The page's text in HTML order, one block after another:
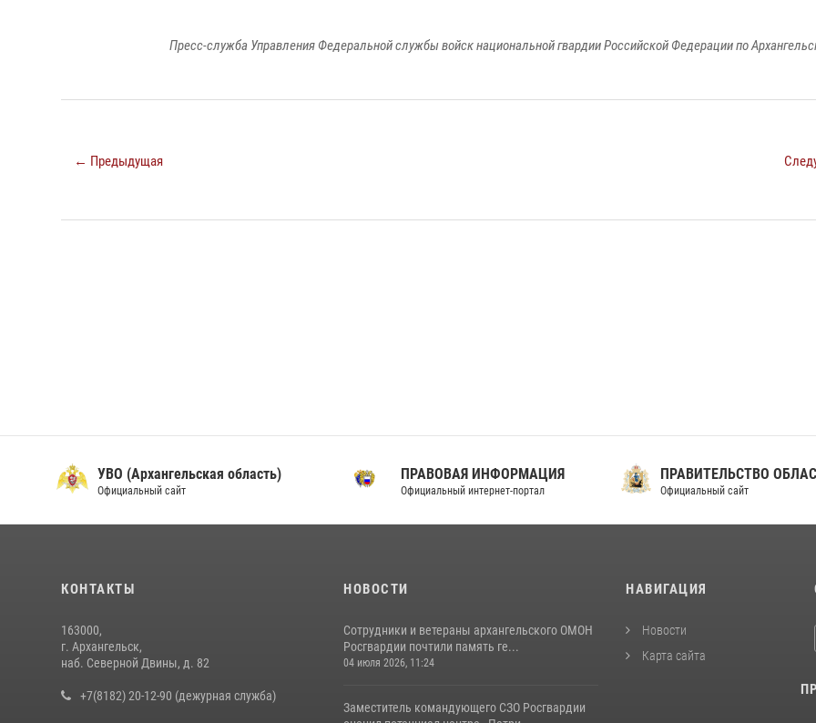
Пресс-служба Управления Федеральной службы войск национальной гвардии Российской Федерации по
← Предыдущая
УВО (Архангельская область)
Официальный сайт
ПРАВОВАЯ ИНФОРМАЦИЯ
Официальный интернет-портал
ПРАВИТЕЛЬСТВО
Официальный сайт
КОНТАКТЫ
163000,
г. Архангельск,
наб. Северной Двины, д. 82
+7(8182) 20-12-90 (дежурная служба)
НОВОСТИ
Сотрудники и ветераны архангельского ОМОН
Росгвардии почтили память ге...
04 июля 2026, 11:24
Заместитель командующего СЗО Росгвардии
НАВИГАЦИЯ
Новости
Карта сайта